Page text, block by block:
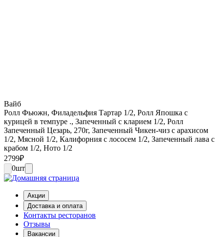
Вайб
Ролл Фьюжн, Филадельфия Тартар 1/2, Ролл Япошка с
курицей в темпуре ., Запеченный с кларием 1/2, Ролл
Запеченный Цезарь, 270г, Запеченный Чикен-чиз с арахисом
1/2, Мясной 1/2, Калифорния с лососем 1/2, Запеченный лава с
крабом 1/2, Ното 1/2
2799₽
0шт
Акции
Доставка и оплата
Контакты ресторанов
Отзывы
Вакансии